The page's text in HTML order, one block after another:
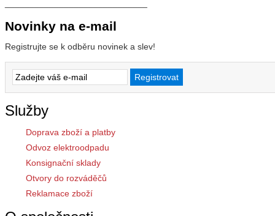
Novinky na e-mail
Registrujte se k odběru novinek a slev!
Služby
Doprava zboží a platby
Odvoz elektroodpadu
Konsignační sklady
Otvory do rozváděčů
Reklamace zboží